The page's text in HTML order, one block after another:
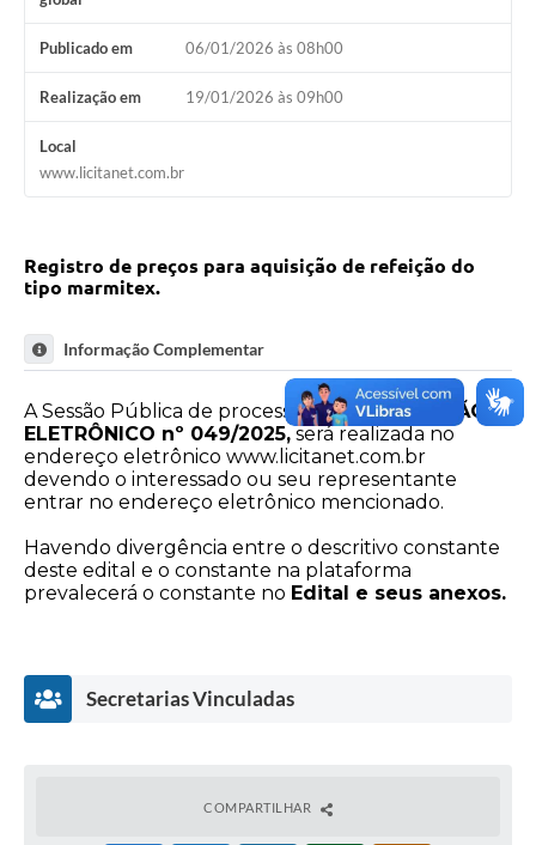
Publicado em 06/01/2026 às 08h00
Realização em 19/01/2026 às 09h00
Local
www.licitanet.com.br
Registro de preços para aquisição de refeição do
tipo marmitex.
Informação Complementar
A Sessão Pública de processamento doPREGÃO
ELETRÔNICO nº 049/2025, será realizada no
endereço eletrônico www.licitanet.com.br
devendo o interessado ou seu representante
entrar no endereço eletrônico mencionado.
Havendo divergência entre o descritivo constante
deste edital e o constante na plataforma
prevalecerá o constante no Edital e seus anexos.
Secretarias Vinculadas
COMPARTILHAR